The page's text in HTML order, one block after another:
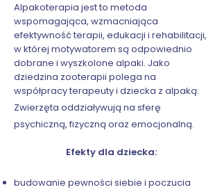
Alpakoterapia jest to metoda
wspomagająca, wzmacniająca
efektywność terapii, edukacji i rehabilitacji,
w której motywatorem są odpowiednio
dobrane i wyszkolone alpaki. Jako
dziedzina zooterapii polega na
współpracy terapeuty i dziecka z alpaką.
Zwierzęta oddziaływują na sferę
psychiczną, fizyczną oraz emocjonalną.
Efekty dla dziecka:
budowanie pewności siebie i poczucia